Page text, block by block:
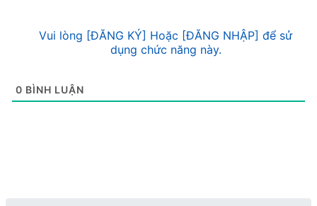
Vui lòng [ĐĂNG KÝ] Hoặc [ĐĂNG NHẬP] để sử
dụng chức năng này.
0 BÌNH LUẬN